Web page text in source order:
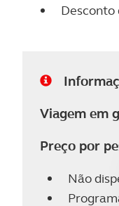
Desconto
Viagem em
Preço por
Não